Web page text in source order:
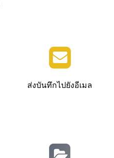
ส่งบันทึกไปยังอีเมล